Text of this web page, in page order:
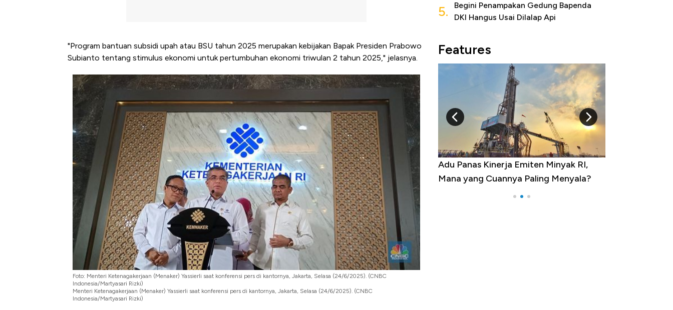
"Program bantuan subsidi upah atau BSU tahun 2025 merupakan kebijakan Bapak Presiden Prabowo
Subianto tentang stimulus ekonomi untuk pertumbuhan ekonomi triwulan 2 tahun 2025," jelasnya.
Foto: Menteri Ketenagakerjaan (Menaker) Yassierli saat konferensi pers di kantornya, Jakarta, Selasa (24/6/2025). (CNBC
Indonesia/Martyasari Rizki)
Menteri Ketenagakerjaan (Menaker) Yassierli saat konferensi pers di kantornya, Jakarta, Selasa (24/6/2025). (CNBC
Indonesia/Martyasari Rizki)
5.
Begini Penampakan Gedung Bapenda
DKI Hangus Usai Dilalap Api
Features
Kongo Tutup Keran Ekspor, Harga
Tembaga Terbang ke Zona Berbahaya
Adu Panas Kinerja Emiten Minyak RI,
Mana yang Cuannya Paling Menyala?